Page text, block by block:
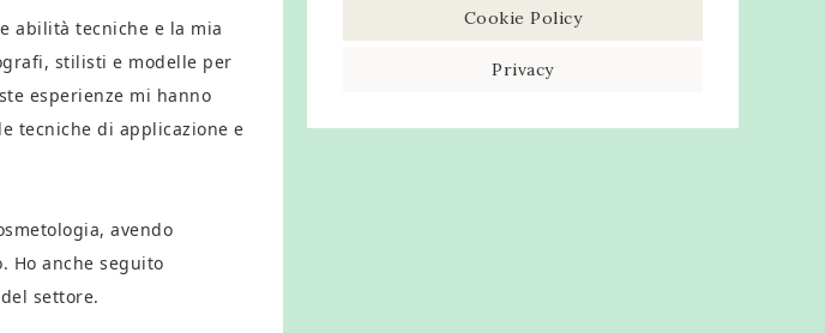
abilità tecniche e la mia
stilisti e modelle per
esperienze mi hanno
tecniche di applicazione e
avendo
Ho anche seguito
settore.
Cookie Policy
Privacy